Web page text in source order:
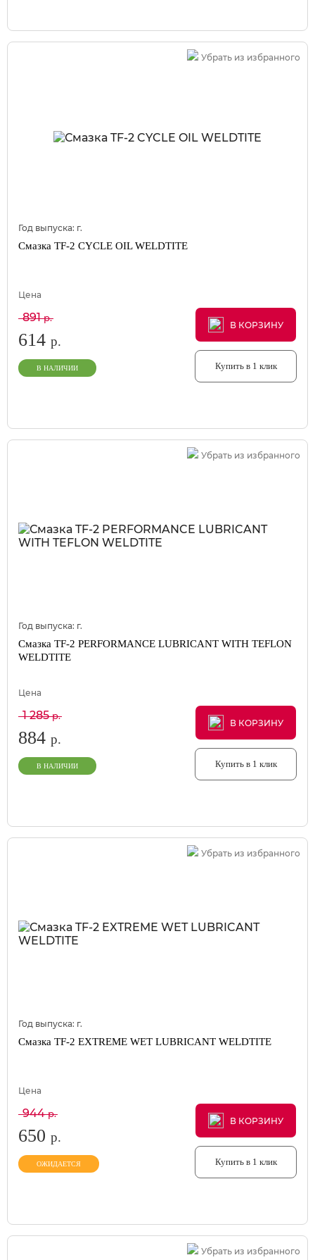
Убрать из избранного
Год выпуска: г.
Смазка TF-2 CYCLE OIL WELDTITE
Цена
891р.
614 р.
В НАЛИЧИИ
В КОРЗИНУ
В КОРЗИНУ
В КОРЗИНУ
Купить в 1 клик
Убрать из избранного
Год выпуска: г.
Смазка TF-2 PERFORMANCE LUBRICANT WITH TEFLON
WELDTITE
Цена
1 285р.
884 р.
В НАЛИЧИИ
В КОРЗИНУ
В КОРЗИНУ
В КОРЗИНУ
Купить в 1 клик
Убрать из избранного
Год выпуска: г.
Смазка TF-2 EXTREME WET LUBRICANT WELDTITE
Цена
944р.
650 р.
ОЖИДАЕТСЯ
В КОРЗИНУ
В КОРЗИНУ
В КОРЗИНУ
Купить в 1 клик
Убрать из избранного